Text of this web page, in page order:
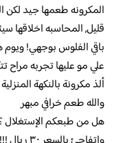
المكرونه طعمها جيد لكن
قليل, المحاسبه
باقي الفلوس بوجهي!
علي مو عليها تجربه مراح
ألذ مكرونة بالنكهة
والله طعم خرافي مبهر